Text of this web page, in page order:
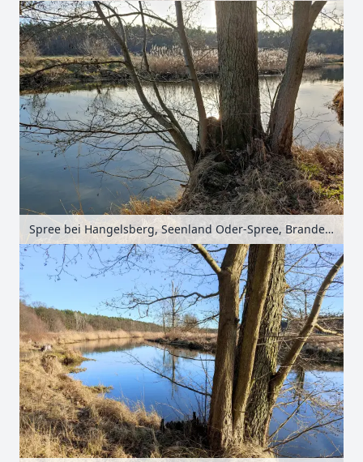
Spree bei Hangelsberg, Seenland Oder-Spree, Brandenburg, Deutschland